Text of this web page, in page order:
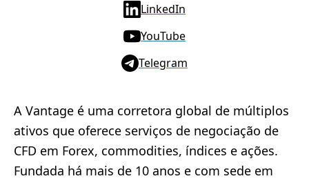
LinkedIn
YouTube
Telegram
A Vantage é uma corretora global de múltiplos
ativos que oferece serviços de negociação de
CFD em Forex, commodities, índices e ações.
Fundada há mais de 10 anos e com sede em